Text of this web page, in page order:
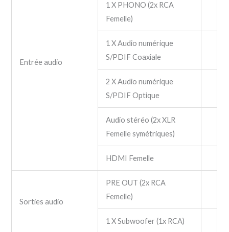
Entrée audio
1 X PHONO (2x RCA
Femelle)
1 X Audio numérique
S/PDIF Coaxiale
2 X Audio numérique
S/PDIF Optique
Audio stéréo (2x XLR
Femelle symétriques)
HDMI Femelle
Sorties audio
PRE OUT (2x RCA
Femelle)
1 X Subwoofer (1x RCA)